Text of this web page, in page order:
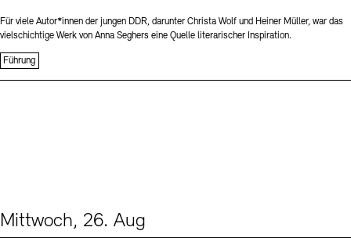
Für viele Autor*innen der jungen DDR, darunter Christa Wolf und Heiner Müller, war das
vielschichtige Werk von Anna Seghers eine Quelle literarischer Inspiration.
Führung
Mittwoch, 26. Aug